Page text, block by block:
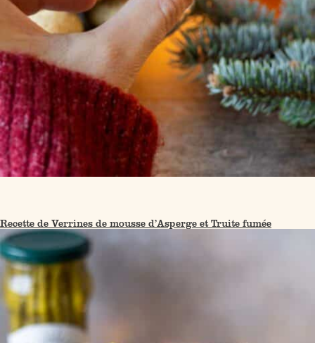
Recette de Verrines de mousse d’Asperge et Truite fumée